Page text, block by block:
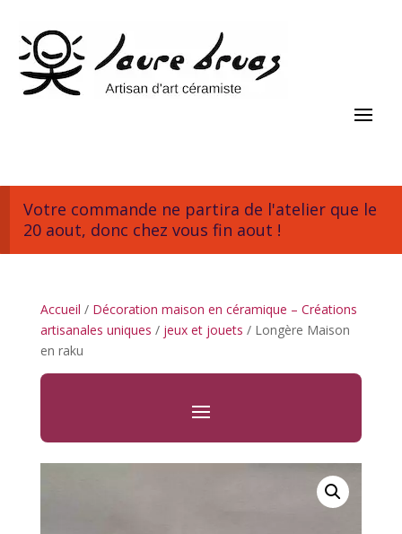
Votre commande ne partira de l'atelier que le
20 aout, donc chez vous fin aout !
Accueil / Décoration maison en céramique – Créations
artisanales uniques / jeux et jouets / Longère Maison
en raku